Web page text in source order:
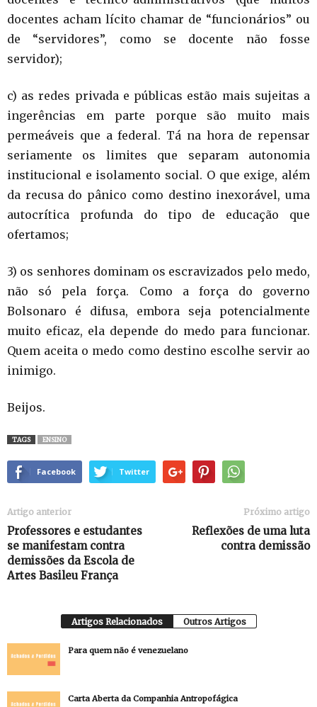
docentes acham lícito chamar de “funcionários” ou
de “servidores”, como se docente não fosse
servidor);
c) as redes privada e públicas estão mais sujeitas a
ingerências em parte porque são muito mais
permeáveis que a federal. Tá na hora de repensar
seriamente os limites que separam autonomia
institucional e isolamento social. O que exige, além
da recusa do pânico como destino inexorável, uma
autocrítica profunda do tipo de educação que
ofertamos;
3) os senhores dominam os escravizados pelo medo,
não só pela força. Como a força do governo
Bolsonaro é difusa, embora seja potencialmente
muito eficaz, ela depende do medo para funcionar.
Quem aceita o medo como destino escolhe servir ao
inimigo.
Beijos.
TAGS ENSINO
Facebook Twitter
Artigo anterior
Professores e estudantes
se manifestam contra
demissões da Escola de
Artes Basileu França
Próximo artigo
Reflexões de uma luta
contra demissão
Artigos Relacionados Outros Artigos
Para quem não é venezuelano
Carta Aberta da Companhia Antropofágica